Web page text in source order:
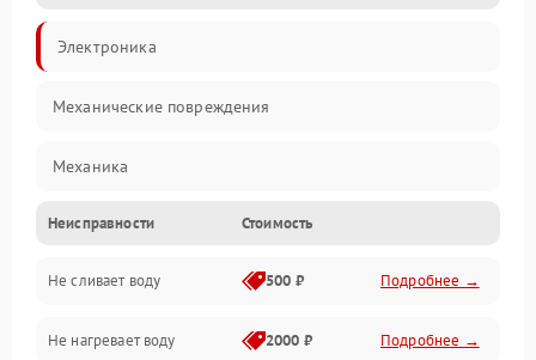
Электроника
Механические повреждения
Механика
Управление
Электропитание
Датчики
Неисправности Стоимость
Не сливает воду 500 ₽ Подробнее →
Не нагревает воду 2000 ₽ Подробнее →